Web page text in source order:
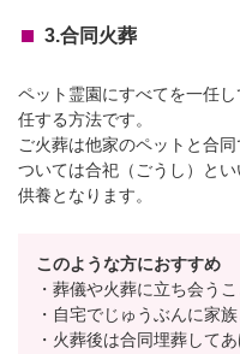
3.合同火葬
ペット霊園にすべてを一任
任する方法です。
ご火葬は他家のペットと合
ついては合祀（ごうし）と
供養となります。
このような方におすすめ
・葬儀や火葬に立ち会う
・自宅でじゅうぶんに家
・火葬後は合同埋葬して